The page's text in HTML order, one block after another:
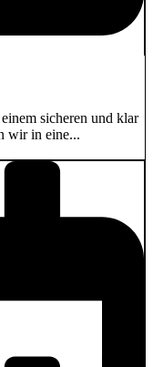
sicheren und klar
wir in eine...